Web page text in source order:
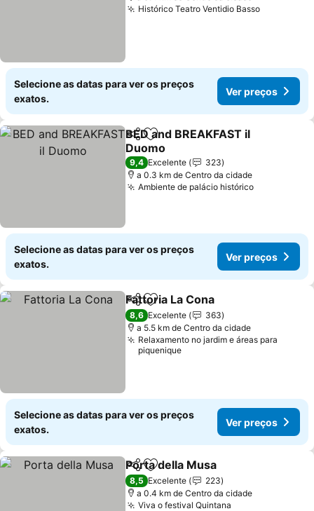
Histórico Teatro Ventidio BassoVer
Selecione as datas para ver os preços
exatos.
Ver preços
PartilharAdicionar aos favoritos
BED and BREAKFAST il
Duomo
Ver preços
9,4 Excelente
323
a 0.3 km de Centro da cidade
Ambiente de palácio históricoVer preços
Selecione as datas para ver os preços
exatos.
Ver preços
PartilharAdicionar aos favoritos
Fattoria La Cona
8,6 Excelente
363
a 5.5 km de Centro da cidade
Relaxamento no jardim e áreas para
piquenique
Selecione as datas para ver os preços
exatos.
Ver preços
PartilharAdicionar aos favoritos
Porta della Musa
8,5 Excelente
223
a 0.4 km de Centro da cidade
Viva o festival Quintana